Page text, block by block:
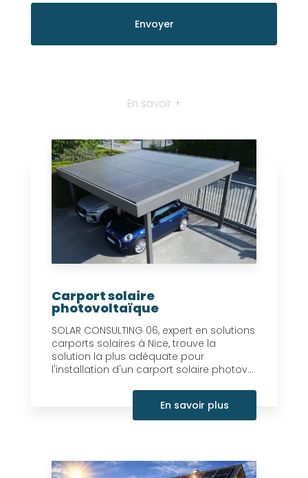
En savoir +
Carport solaire
photovoltaïque
SOLAR CONSULTING 06, expert en solutions
carports solaires à Nice, trouve la
solution la plus adéquate pour
l'installation d'un carport solaire photov...
En savoir plus